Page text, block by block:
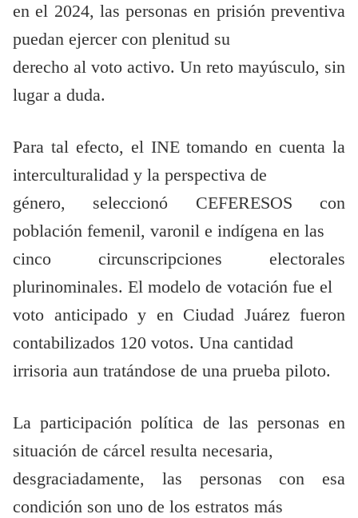
en el 2024, las personas en prisión preventiva
puedan ejercer con plenitud su
derecho al voto activo. Un reto mayúsculo, sin
lugar a duda.
Para tal efecto, el INE tomando en cuenta la
interculturalidad y la perspectiva de
género, seleccionó CEFERESOS con
población femenil, varonil e indígena en las
cinco circunscripciones electorales
plurinominales. El modelo de votación fue el
voto anticipado y en Ciudad Juárez fueron
contabilizados 120 votos. Una cantidad
irrisoria aun tratándose de una prueba piloto.
La participación política de las personas en
situación de cárcel resulta necesaria,
desgraciadamente, las personas con esa
condición son uno de los estratos más